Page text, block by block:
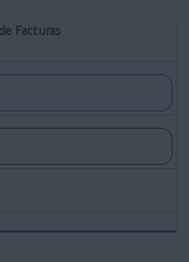
Facturas